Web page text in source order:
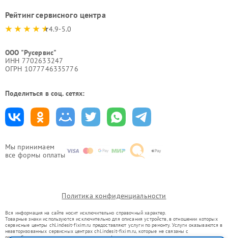
Мы принимаем
все формы оплаты
Рейтинг сервисного центра
4.9-5.0
ООО "Русервис"
ИНН 7702633247
ОГРН 1077746335776
Поделиться в соц. сетях:
Политика конфиденциальности
Вся информация на сайте носит исключительно справочный характер.
Товарные знаки используются исключительно для описания устройств, в отношении которых
сервисные центры chl.indesit-fixim.ru предоставляют услуги по ремонту. Услуги оказываются в
неавторизованных сервисных центрах chl.indesit-fixim.ru, которые не связаны с